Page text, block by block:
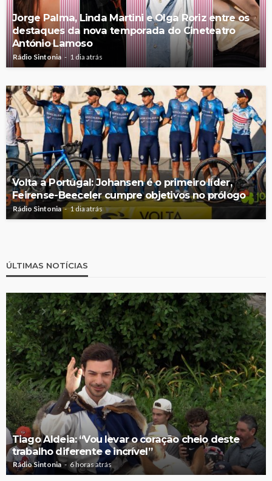
Jorge Palma, Linda Martini e Olga Roriz entre os
destaques da nova temporada do Cineteatro
António Lamoso
Rádio Sintonia 1 dia atrás
Volta a Portugal: Johansen é o primeiro líder,
Feirense-Beeceler cumpre objetivos no prólogo
Rádio Sintonia 1 dia atrás
ÚLTIMAS NOTÍCIAS
Tiago Aldeia: “Vou levar o coração cheio deste
trabalho diferente e incrível”
Rádio Sintonia 6 horas atrás